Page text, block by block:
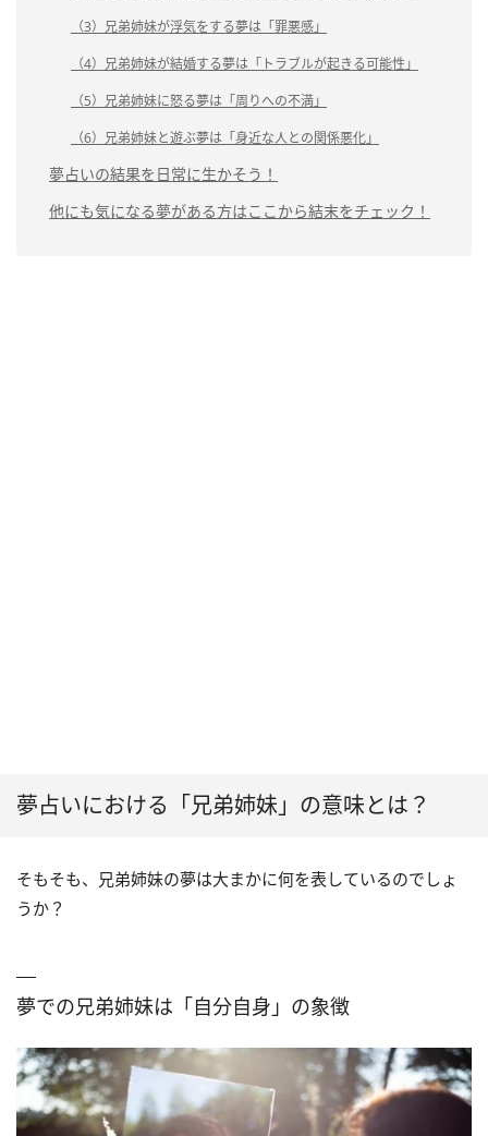
（3）兄弟姉妹が浮気をする夢は「罪悪感」
（4）兄弟姉妹が結婚する夢は「トラブルが起きる可能性」
（5）兄弟姉妹に怒る夢は「周りへの不満」
（6）兄弟姉妹と遊ぶ夢は「身近な人との関係悪化」
夢占いの結果を日常に生かそう！
他にも気になる夢がある方はここから結末をチェック！
夢占いにおける「兄弟姉妹」の意味とは？
そもそも、兄弟姉妹の夢は大まかに何を表しているのでしょ
うか？
夢での兄弟姉妹は「自分自身」の象徴